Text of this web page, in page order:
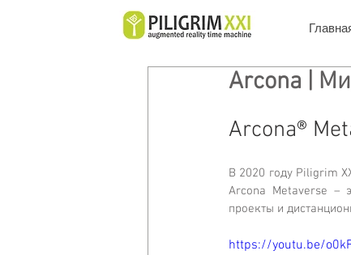
Arcona |
Arcona®
В 2020 году Piligrim
Arcona Metaverse –
проекты и
https://youtu.be/